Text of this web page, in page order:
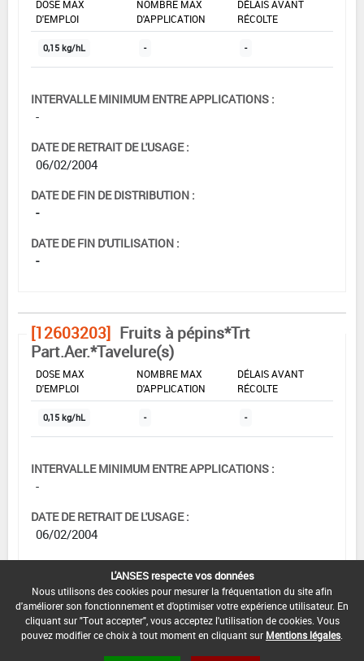
DOSE MAX
D'EMPLOI
NOMBRE MAX
D'APPLICATION
DÉLAIS AVANT
RÉCOLTE
0,15 kg/hL - -
INTERVALLE MINIMUM ENTRE APPLICATIONS :
-
DATE DE RETRAIT DE L'USAGE :
06/02/2004
DATE DE FIN DE DISTRIBUTION :
-
DATE DE FIN D'UTILISATION :
-
[12603203] Fruits à pépins*Trt
Part.Aer.*Tavelure(s)
DOSE MAX
D'EMPLOI
NOMBRE MAX
D'APPLICATION
DÉLAIS AVANT
RÉCOLTE
0,15 kg/hL - -
INTERVALLE MINIMUM ENTRE APPLICATIONS :
-
DATE DE RETRAIT DE L'USAGE :
06/02/2004
DATE DE FIN DE DISTRIBUTION :
DATE DE FIN D'UTILISATION :
-
L'ANSES respecte vos données
Nous utilisons des cookies pour mesurer la fréquentation du site afin
d'améliorer son fonctionnement et d'optimiser votre expérience utilisateur. En
cliquant sur "Tout accepter", vous acceptez l'utilisation de cookies. Vous
pouvez modifier ce choix à tout moment en cliquant sur Mentions légales